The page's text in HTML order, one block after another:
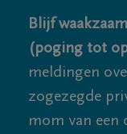
Blijf
(poging tot
meldingen
zogezegde
mom van een